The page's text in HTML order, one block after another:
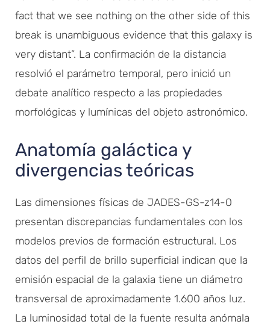
fact that we see nothing on the other side of this
break is unambiguous evidence that this galaxy is
very distant”. La confirmación de la distancia
resolvió el parámetro temporal, pero inició un
debate analítico respecto a las propiedades
morfológicas y lumínicas del objeto astronómico.
Anatomía galáctica y
divergencias teóricas
Las dimensiones físicas de JADES-GS-z14-0
presentan discrepancias fundamentales con los
modelos previos de formación estructural. Los
datos del perfil de brillo superficial indican que la
emisión espacial de la galaxia tiene un diámetro
transversal de aproximadamente 1.600 años luz.
La luminosidad total de la fuente resulta anómala